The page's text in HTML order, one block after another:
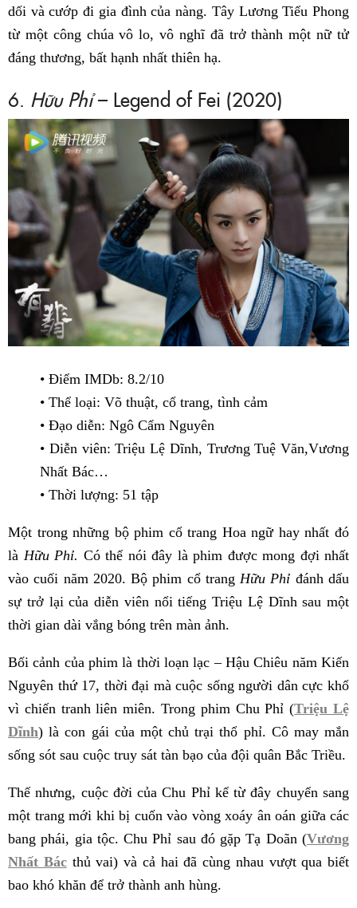
dối và cướp đi gia đình của nàng. Tây Lương Tiểu Phong
từ một công chúa vô lo, vô nghĩ đã trở thành một nữ tử
đáng thương, bất hạnh nhất thiên hạ.
6. Hữu Phỉ– Legend of Fei (2020)
• Điểm IMDb: 8.2/10
• Thể loại: Võ thuật, cổ trang, tình cảm
• Đạo diễn: Ngô Cẩm Nguyên
• Diễn viên: Triệu Lệ Dĩnh, Trương Tuệ Văn,Vương
Nhất Bác…
• Thời lượng: 51 tập
Một trong những bộ phim cổ trang Hoa ngữ hay nhất đó
là Hữu Phỉ. Có thể nói đây là phim được mong đợi nhất
vào cuối năm 2020. Bộ phim cổ trangHữu Phỉ đánh dấu
sự trở lại của diễn viên nổi tiếng Triệu Lệ Dĩnh sau một
thời gian dài vắng bóng trên màn ảnh.
Bối cảnh của phim là thời loạn lạc – Hậu Chiêu năm Kiến
Nguyên thứ 17, thời đại mà cuộc sống người dân cực khổ
vì chiến tranh liên miên. Trong phim Chu Phỉ (Triệu Lệ
Dĩnh) là con gái của một chủ trại thổ phỉ. Cô may mắn
sống sót sau cuộc truy sát tàn bạo của đội quân Bắc Triều.
Thế nhưng, cuộc đời của Chu Phỉ kể từ đây chuyển sang
một trang mới khi bị cuốn vào vòng xoáy ân oán giữa các
bang phái, gia tộc. Chu Phỉ sau đó gặp Tạ Doãn (Vương
Nhất Bácthủ vai) và cả hai đã cùng nhau vượt qua biết
bao khó khăn để trở thành anh hùng.